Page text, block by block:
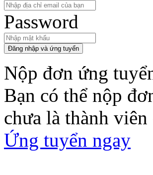
Password
Đăng nhập và ứng tuyển
Nộp đơn ứng
Bạn có thể nộp
chưa là thành
Ứng tuyển ngay